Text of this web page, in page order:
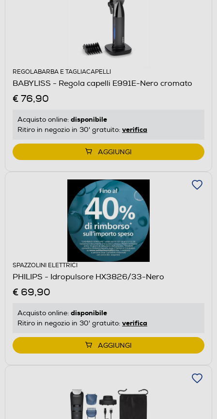
REGOLABARBA E TAGLIACAPELLI
BABYLISS - Regola capelli E991E-Nero cromato
€ 76,90
Acquisto online: disponibile
Ritiro in negozio in 30' gratuito: verifica
AGGIUNGI
SPAZZOLINI ELETTRICI
PHILIPS - Idropulsore HX3826/33-Nero
€ 69,90
Acquisto online: disponibile
Ritiro in negozio in 30' gratuito: verifica
AGGIUNGI